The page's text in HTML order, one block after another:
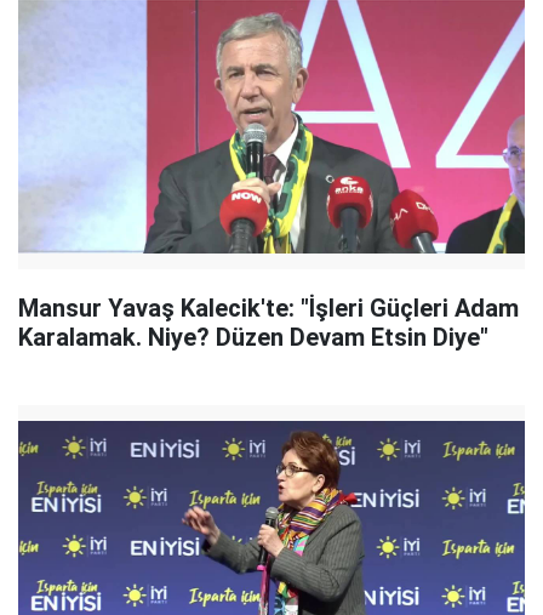
Mansur Yavaş Kalecik'te: "İşleri Güçleri Adam
Karalamak. Niye? Düzen Devam Etsin Diye"